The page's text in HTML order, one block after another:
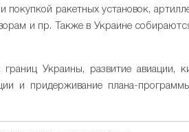
покупкой ракетных установок,
и пр. Также в Украине
Украины, развитие авиации,
и придерживание плана-